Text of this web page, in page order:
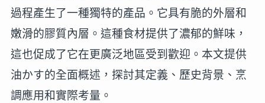
過程產生了一種獨特的產品。它具有脆的外層和
嫩滑的膠質內層。這種食材提供了濃郁的鮮味，
這也促成了它在更廣泛地區受到歡迎。本文提供
油かす的全面概述，探討其定義、歷史背景、烹
調應用和實際考量。